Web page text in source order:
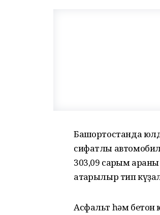
Башҡортостанда
сифатлы
303,09 саҡрым
атҡарылыр тип
Асфальт һәм бетон